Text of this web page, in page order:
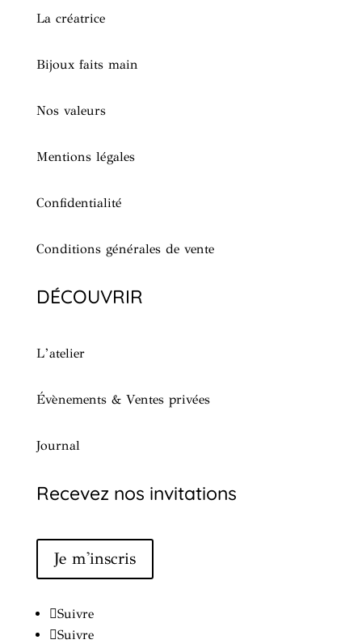
La créatrice
Bijoux faits main
Nos valeurs
Mentions légales
Confidentialité
Conditions générales de vente
DÉCOUVRIR
L’atelier
Évènements & Ventes privées
Journal
Recevez nos invitations
Je m'inscris
Suivre
Suivre